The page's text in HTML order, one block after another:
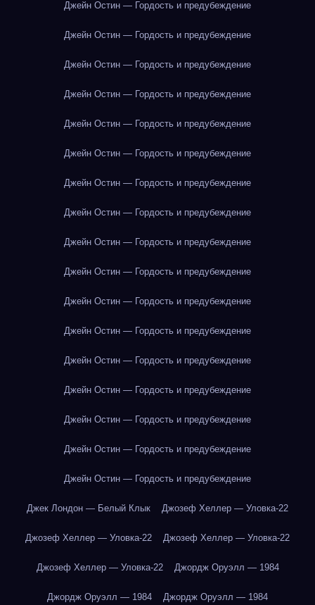
Джейн Остин — Гордость и предубеждение
Джейн Остин — Гордость и предубеждение
Джейн Остин — Гордость и предубеждение
Джейн Остин — Гордость и предубеждение
Джейн Остин — Гордость и предубеждение
Джейн Остин — Гордость и предубеждение
Джейн Остин — Гордость и предубеждение
Джейн Остин — Гордость и предубеждение
Джейн Остин — Гордость и предубеждение
Джейн Остин — Гордость и предубеждение
Джейн Остин — Гордость и предубеждение
Джейн Остин — Гордость и предубеждение
Джейн Остин — Гордость и предубеждение
Джейн Остин — Гордость и предубеждение
Джейн Остин — Гордость и предубеждение
Джейн Остин — Гордость и предубеждение
Джейн Остин — Гордость и предубеждение
Джек Лондон — Белый Клык Джозеф Хеллер — Уловка-22
Джозеф Хеллер — Уловка-22 Джозеф Хеллер — Уловка-22
Джозеф Хеллер — Уловка-22 Джордж Оруэлл — 1984
Джордж Оруэлл — 1984 Джордж Оруэлл — 1984